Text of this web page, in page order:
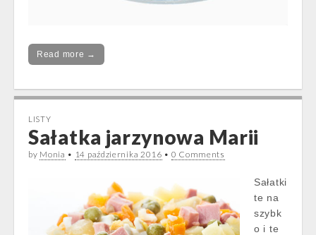
Read more →
LISTY
Sałatka jarzynowa Marii
by Monia • 14 października 2016 • 0 Comments
Sałatki
te na
szybk
o i te